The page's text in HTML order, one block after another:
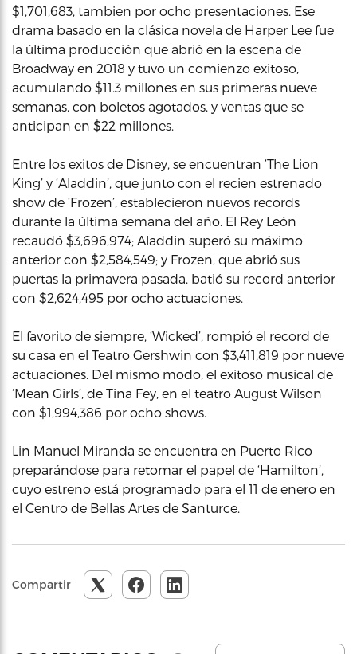
$1,701,683, tambien por ocho presentaciones. Ese
drama basado en la clásica novela de Harper Lee fue
la última producción que abrió en la escena de
Broadway en 2018 y tuvo un comienzo exitoso,
acumulando $11.3 millones en sus primeras nueve
semanas, con boletos agotados, y ventas que se
anticipan en $22 millones.
Entre los exitos de Disney, se encuentran ‘The Lion
King’ y ‘Aladdin’, que junto con el recien estrenado
show de ‘Frozen’, establecieron nuevos records
durante la última semana del año. El Rey León
recaudó $3,696,974; Aladdin superó su máximo
anterior con $2,584,549; y Frozen, que abrió sus
puertas la primavera pasada, batió su record anterior
con $2,624,495 por ocho actuaciones.
El favorito de siempre, ‘Wicked’, rompió el record de
su casa en el Teatro Gershwin con $3,411,819 por nueve
actuaciones. Del mismo modo, el exitoso musical de
‘Mean Girls’, de Tina Fey, en el teatro August Wilson
con $1,994,386 por ocho shows.
Lin Manuel Miranda se encuentra en Puerto Rico
preparándose para retomar el papel de ‘Hamilton’,
cuyo estreno está programado para el 11 de enero en
el Centro de Bellas Artes de Santurce.
Compartir